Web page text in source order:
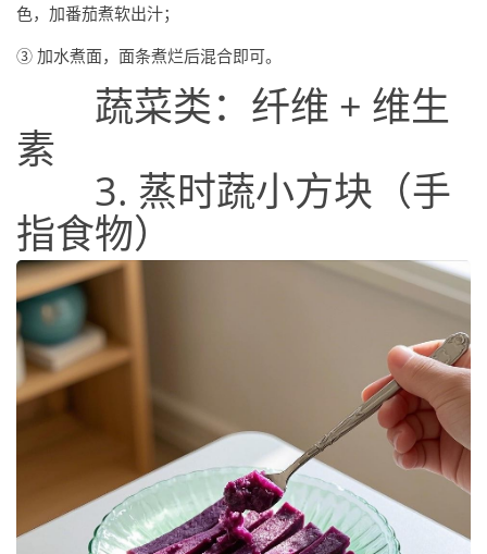
色，加番茄煮软出汁；
③ 加水煮面，面条煮烂后混合即可。
蔬菜类：纤维 + 维生
素
3. 蒸时蔬小方块（手
指食物）